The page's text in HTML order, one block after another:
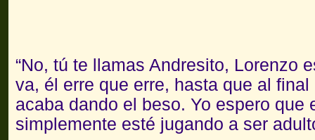
“No, tú te llamas Andresito, Lorenzo
va, él erre que erre, hasta que al
acaba dando el beso. Yo espero que
simplemente esté jugando a ser